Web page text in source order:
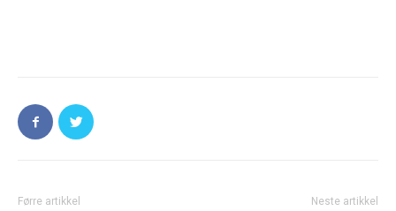
Førre artikkel Neste artikkel